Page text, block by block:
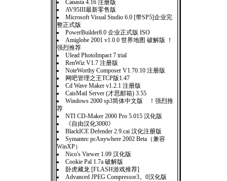
Canasta 4.16 注册版
AV95III最新零售版
Microsoft Visual Studio 6.0 [带SP5]企业完
整正式版
PowerBuilder8.0 企业正式版 ISO
Amiglobe 2001 v1.0.0 世界地图 破解版 ！
强烈推荐
Ulead PhotoImpact 7 trial
RenWiz V1.7 注册版
NoteWorthy Composer V1.70.10 注册版
网吧管理之王TCP版1.47
Cd Wave Maker v1.2.1 注册版
CaisMail Server (才思邮箱) 3.55
Windows 2000 sp3简体中文版 ！强烈推
荐
NTI CD-Maker 2000 Pro 5.015 汉化版
《自由汉化3000》
BlackICE Defender 2.9.cai 汉化注册版
Symantec pcAnywhere 2002 Beta（兼容
WinXP）
Nico's Viewer 1.09 汉化版
Cookie Pal 1.7a 破解版
卧虎藏龙 [FLASH游戏推荐]
Advanced JPEG Compressor3。0汉化版